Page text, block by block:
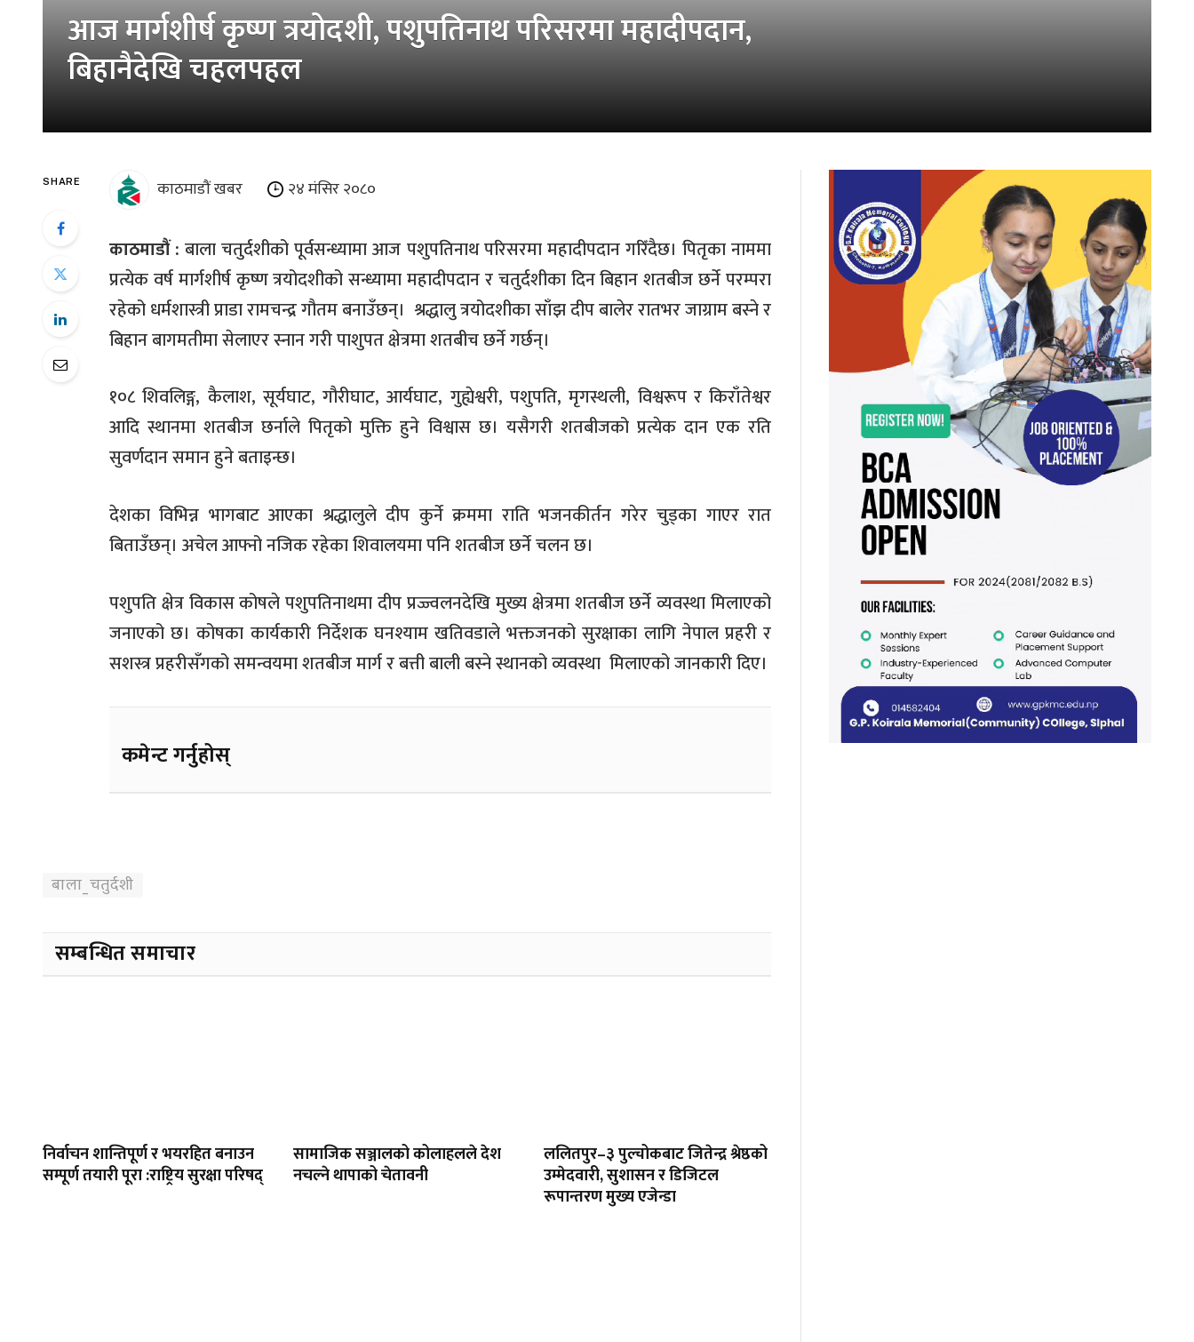
आज मार्गशीर्ष कृष्ण त्रयोदशी, पशुपतिनाथ परिसरमा महादीपदान,
बिहानैदेखि चहलपहल
SHARE काठमाडौं खबर २४ मंसिर २०८०
काठमाडौं:बाला चतुर्दशीको पूर्वसन्ध्यामा आज पशुपतिनाथ परिसरमा महादीपदान गरिँदैछ। पितृका नाममा
प्रत्येक वर्ष मार्गशीर्ष कृष्ण त्रयोदशीको सन्ध्यामा महादीपदान र चतुर्दशीका दिन बिहान शतबीज छर्ने परम्परा
रहेको धर्मशास्त्रीप्राडारामचन्द्र गौतम बनाउँछन्। श्रद्धालुत्रयोदशीका साँझ दीप बालेर रातभर जाग्राम बस्ने र
बिहान बागमतीमा सेलाएर स्नान गरी पाशुपत क्षेत्रमाशतबीच छर्ने गर्छन्।
१०८ शिवलिङ्ग, कैलाश, सूर्यघाट,गौरीघाट,आर्यघाट, गुह्येश्वरी, पशुपति,मृगस्थली, विश्वरूप र किराँतेश्वर
आदि स्थानमा शतबीज छर्नाले पितृको मुक्ति हुने विश्वास छ। यसैगरी शतबीजको प्रत्येक दान एक रति
सुवर्णदान समान हुने बताइन्छ।
देशका विभिन्न भागबाट आएका श्रद्धालुले‍दीप कुर्ने क्रममा राति भजनकीर्तन गरेर चुड्का गाएर रात
बिताउँछन्। अचेल आफ्नो नजिक रहेका शिवालयमा पनि शतबीज छर्ने चलन छ।
पशुपति क्षेत्र विकास कोषले पशुपतिनाथमा दीप प्रज्ज्वलनदेखि मुख्य क्षेत्रमा शतबीज छर्ने व्यवस्था मिलाएको
जनाएको छ। कोषका कार्यकारी निर्देशक घनश्याम खतिवडाले भक्तजनको सुरक्षाका लागि नेपाल प्रहरी र
सशस्त्र प्रहरीसँगको समन्वयमा शतबीज मार्ग र बत्ती बाली बस्ने स्थानको व्यवस्था मिलाएको जानकारी दिए।
कमेन्ट गर्नुहोस्
बाला_चतुर्दशी
सम्बन्धित समाचार
निर्वाचन शान्तिपूर्ण र भयरहित बनाउन
सम्पूर्ण तयारी पूरा :राष्ट्रिय सुरक्षा परिषद्
सामाजिक सञ्जालको कोलाहलले देश
नचल्ने थापाको चेतावनी
ललितपुर–३ पुल्चोकबाट जितेन्द्र श्रेष्ठको
उम्मेदवारी, सुशासन र डिजिटल
रूपान्तरण मुख्य एजेन्डा